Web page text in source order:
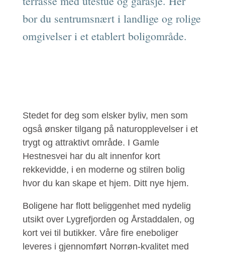
bor du sentrumsnært i landlige og rolige
omgivelser i et etablert boligområde.
Stedet for deg som elsker byliv, men som
også ønsker tilgang på naturopplevelser i et
trygt og attraktivt område. I Gamle
Hestnesvei har du alt innenfor kort
rekkevidde, i en moderne og stilren bolig
hvor du kan skape et hjem. Ditt nye hjem.
Boligene har flott beliggenhet med nydelig
utsikt over Lygrefjorden og Årstaddalen, og
kort vei til butikker. Våre fire eneboliger
leveres i gjennomført Norrøn-kvalitet med